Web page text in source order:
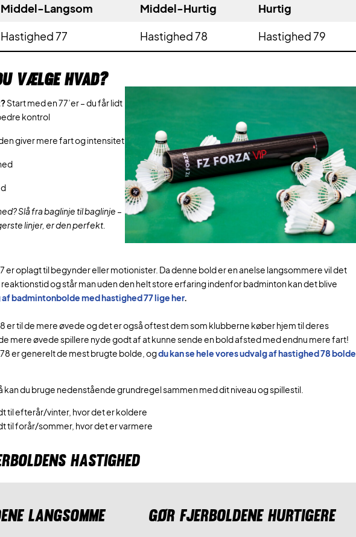
Middel-Langsom Middel-Hurtig
Hurtig
Hastighed 77 Hastighed 78 Hastighed 79
VÆLGE HVAD?
Start med en 77’er – du får lidt
kontrol
giver mere fart og intensitet
Slå fra baglinje til baglinje –
linjer, er den perfekt.
er oplagt til begynder eller motionister. Da denne bold er en anelse langsommere vil det
og står man uden den helt store erfaring indenfor badminton kan det blive
af badmintonbolde med hastighed 77 lige her.
er til de mere øvede og det er også oftest dem som klubberne køber hjem til deres
mere øvede spillere nyde godt af at kunne sende en bold afsted med endnu mere fart!
er generelt de mest brugte bolde, ogdu kan se hele vores udvalg af hastighed 78 bolde
kan du bruge nedenstående grundregel sammen med dit niveau og spillestil.
til efterår/vinter, hvor det er koldere
til forår/sommer, hvor det er varmere
HASTIGHED
LANGSOMME GØR FJERBOLDENE HURTIGERE